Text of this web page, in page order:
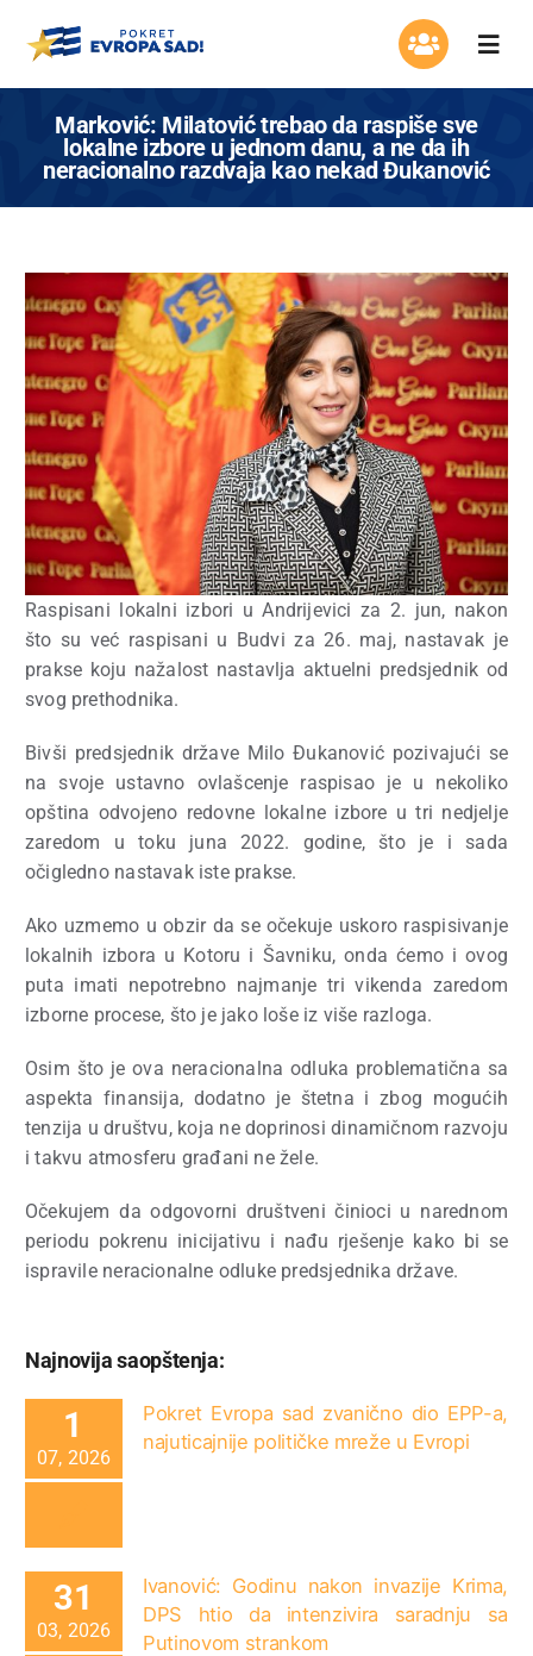
Program
Asocijacija žena
Mladi Evrope
Kontakt
Marković: Milatović trebao da raspiše sve
lokalne izbore u jednom danu, a ne da ih
neracionalno razdvaja kao nekad Đukanović
Raspisani lokalni izbori u Andrijevici za 2. jun, nakon
što su već raspisani u Budvi za 26. maj, nastavak je
prakse koju nažalost nastavlja aktuelni predsjednik od
svog prethodnika.
Bivši predsjednik države Milo Đukanović pozivajući se
na svoje ustavno ovlašcenje raspisao je u nekoliko
opština odvojeno redovne lokalne izbore u tri nedjelje
zaredom u toku juna 2022. godine, što je i sada
očigledno nastavak iste prakse.
Ako uzmemo u obzir da se očekuje uskoro raspisivanje
lokalnih izbora u Kotoru i Šavniku, onda ćemo i ovog
puta imati nepotrebno najmanje tri vikenda zaredom
izborne procese, što je jako loše iz više razloga.
Osim što je ova neracionalna odluka problematična sa
aspekta finansija, dodatno je štetna i zbog mogućih
tenzija u društvu, koja ne doprinosi dinamičnom razvoju
i takvu atmosferu građani ne žele.
Očekujem da odgovorni društveni činioci u narednom
periodu pokrenu inicijativu i nađu rješenje kako bi se
ispravile neracionalne odluke predsjednika države.
Najnovija saopštenja:
1
07, 2026
Pokret Evropa sad zvanično dio EPP-a,
najuticajnije političke mreže u Evropi
31
03, 2026
Ivanović: Godinu nakon invazije Krima,
DPS htio da intenzivira saradnju sa
Putinovom strankom